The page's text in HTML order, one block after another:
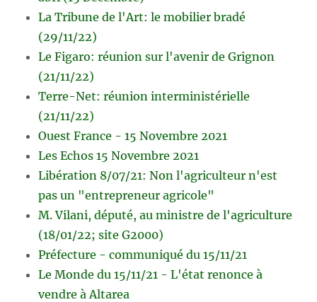
La Tribune de l'Art: le mobilier bradé
(29/11/22)
Le Figaro: réunion sur l'avenir de Grignon
(21/11/22)
Terre-Net: réunion interministérielle
(21/11/22)
Ouest France - 15 Novembre 2021
Les Echos 15 Novembre 2021
Libération 8/07/21: Non l'agriculteur n'est
pas un "entrepreneur agricole"
M. Vilani, député, au ministre de l'agriculture
(18/01/22; site G2000)
Préfecture - communiqué du 15/11/21
Le Monde du 15/11/21 - L'état renonce à
vendre à Altarea